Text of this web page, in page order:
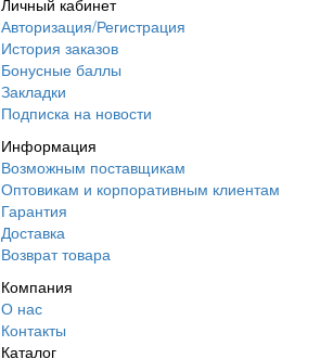
Личный кабинет
Авторизация/Регистрация
История заказов
Бонусные баллы
Закладки
Подписка на новости
Информация
Возможным поставщикам
Оптовикам и корпоративным клиентам
Гарантия
Доставка
Возврат товара
Компания
О нас
Контакты
Каталог